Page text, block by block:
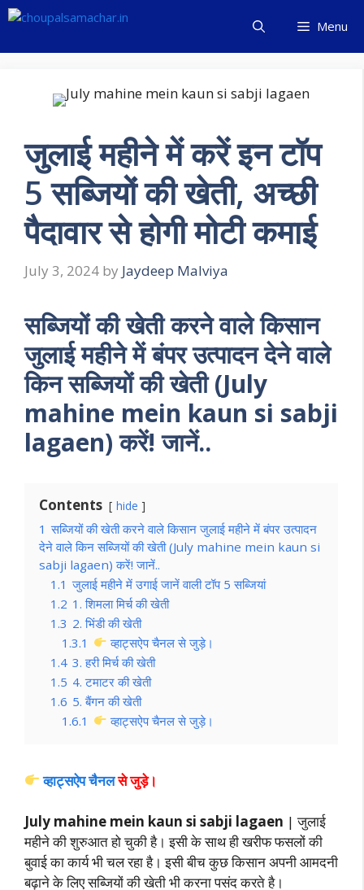
Skip
content
Menu
जुलाई महीने में करें इन टॉप
5 सब्जियों की खेती, अच्छी
पैदावार से होगी मोटी कमाई
July 3, 2024 by Jaydeep Malviya
सब्जियों की खेती करने वाले किसान
जुलाई महीने में बंपर उत्पादन देने वाले
किन सब्जियों की खेती (July
mahine mein kaun si sabji
lagaen) करें! जानें..
Contents hide
1 सब्जियों की खेती करने वाले किसान जुलाई महीने में बंपर उत्पादन
देने वाले किन सब्जियों की खेती (July mahine mein kaun si
sabji lagaen) करें! जानें..
1.1 जुलाई महीने में उगाई जानें वाली टॉप 5 सब्जियां
1.2 1. शिमला मिर्च की खेती
1.3 2. भिंडी की खेती
1.3.1
व्हाट्सऐप चैनल से जुड़े।
1.4 3. हरी मिर्च की खेती
1.5 4. टमाटर की खेती
1.6 5. बैंगन की खेती
1.6.1
व्हाट्सऐप चैनल से जुड़े।
व्हाट्सऐप चैनलसे जुड़े।
July mahine mein kaun si sabji lagaen | जुलाई
महीने की शुरुआत हो चुकी है। इसी के साथ ही खरीफ फसलों की
बुवाई का कार्य भी चल रहा है। इसी बीच कुछ किसान अपनी आमदनी
बढ़ाने के लिए सब्जियों की खेती भी करना पसंद करते है।